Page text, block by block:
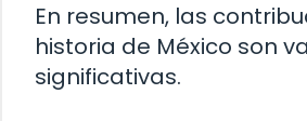
En resumen, las
historia de México son
significativas.